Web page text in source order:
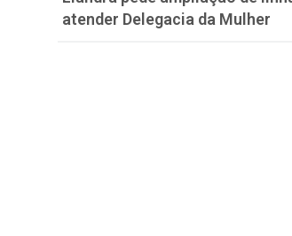
atender Delegacia da Mulher